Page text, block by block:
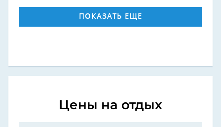
ПОКАЗАТЬ ЕЩЕ
Цены на отдых